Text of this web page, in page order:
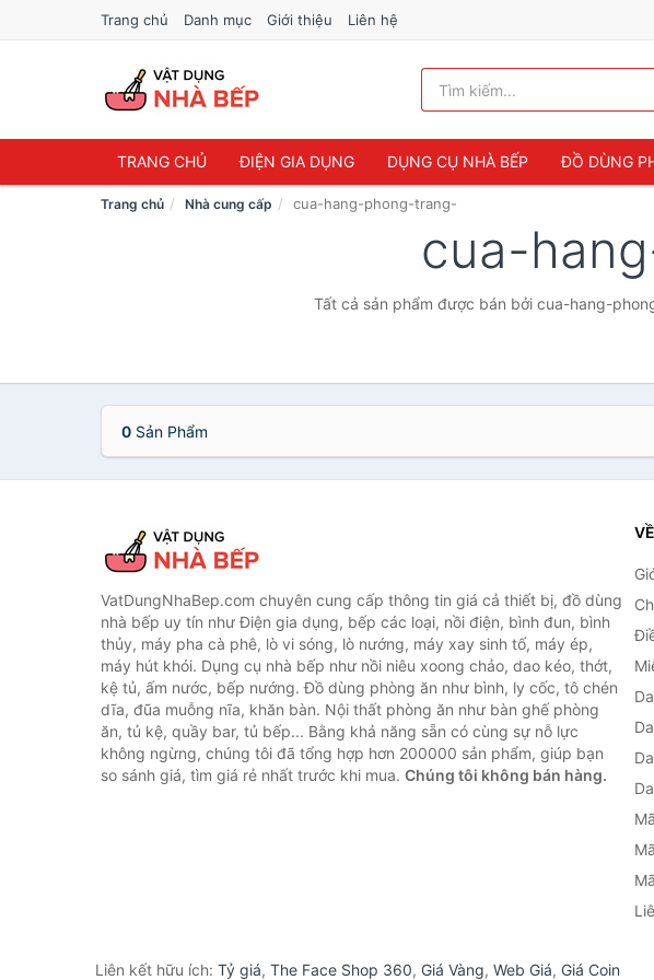
Trang chủ Danh mục Giới thiệu Liên hệ
TRANG CHỦ ĐIỆN GIA DỤNG DỤNG CỤ NHÀ BẾP ĐỒ DÙNG
Trang chủ Nhà cung cấp cua-hang-phong-trang-
cua-
Tất cả sản phẩm được bán bởi cua-hang-
0 Sản Phẩm
VatDungNhaBep.com chuyên cung cấp thông tin giá cả thiết bị, đồ dùng
nhà bếp uy tín như Điện gia dụng, bếp các loại, nồi điện, bình đun, bình
thủy, máy pha cà phê, lò vi sóng, lò nướng, máy xay sinh tố, máy ép,
máy hút khói. Dụng cụ nhà bếp như nồi niêu xoong chảo, dao kéo, thớt,
kệ tủ, ấm nước, bếp nướng. Đồ dùng phòng ăn như bình, ly cốc, tô chén
dĩa, đũa muỗng nĩa, khăn bàn. Nội thất phòng ăn như bàn ghế phòng
ăn, tủ kệ, quầy bar, tủ bếp... Bằng khả năng sẵn có cùng sự nỗ lực
không ngừng, chúng tôi đã tổng hợp hơn 200000 sản phẩm, giúp bạn
so sánh giá, tìm giá rẻ nhất trước khi mua. Chúng tôi không bán hàng.
Liên kết hữu ích: Tỷ giá, The Face Shop 360, Giá Vàng, Web Giá, Giá Coin